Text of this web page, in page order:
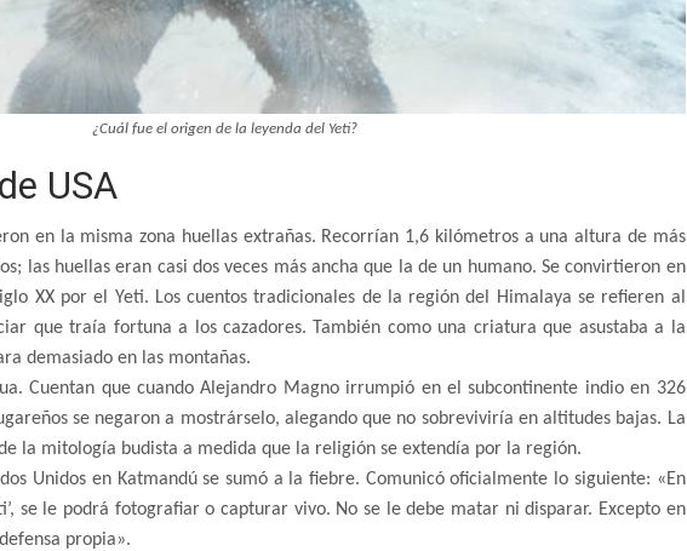
¿Cuál fue el origen de la leyenda del Yeti?
USA
en la misma zona huellas extrañas. Recorrían 1,6 kilómetros a una altura de más
las huellas eran casi dos veces más ancha que la de un humano. Se convirtieron en
XX por el Yeti. Los cuentos tradicionales de la región del Himalaya se refieren al
que traía fortuna a los cazadores. También como una criatura que asustaba a la
demasiado en las montañas.
Cuentan que cuando Alejandro Magno irrumpió en el subcontinente indio en 326
se negaron a mostrárselo, alegando que no sobreviviría en altitudes bajas. La
la mitología budista a medida que la religión se extendía por la región.
Unidos en Katmandú se sumó a la fiebre. Comunicó oficialmente lo siguiente: «En
se le podrá fotografiar o capturar vivo. No se le debe matar ni disparar. Excepto en
propia».